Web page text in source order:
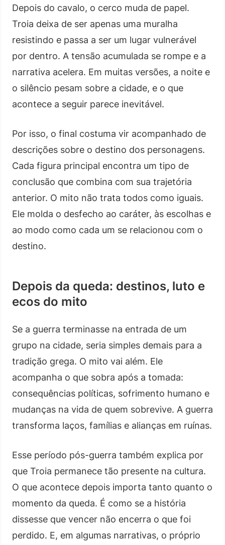
Depois do cavalo, o cerco muda de papel.
Troia deixa de ser apenas uma muralha
resistindo e passa a ser um lugar vulnerável
por dentro. A tensão acumulada se rompe e a
narrativa acelera. Em muitas versões, a noite e
o silêncio pesam sobre a cidade, e o que
acontece a seguir parece inevitável.
Por isso, o final costuma vir acompanhado de
descrições sobre o destino dos personagens.
Cada figura principal encontra um tipo de
conclusão que combina com sua trajetória
anterior. O mito não trata todos como iguais.
Ele molda o desfecho ao caráter, às escolhas e
ao modo como cada um se relacionou com o
destino.
Depois da queda: destinos, luto e
ecos do mito
Se a guerra terminasse na entrada de um
grupo na cidade, seria simples demais para a
tradição grega. O mito vai além. Ele
acompanha o que sobra após a tomada:
consequências políticas, sofrimento humano e
mudanças na vida de quem sobrevive. A guerra
transforma laços, famílias e alianças em ruínas.
Esse período pós-guerra também explica por
que Troia permanece tão presente na cultura.
O que acontece depois importa tanto quanto o
momento da queda. É como se a história
dissesse que vencer não encerra o que foi
perdido. E, em algumas narrativas, o próprio